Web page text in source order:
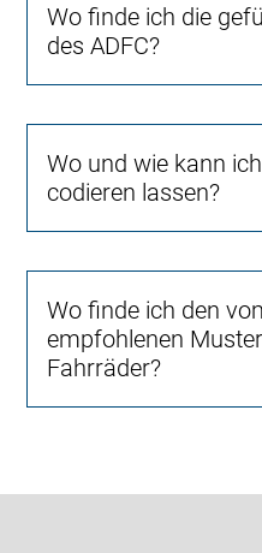
Wo finde ich die
des ADFC?
Wo und wie kann
codieren lassen?
Wo finde ich den
empfohlenen
Fahrräder?